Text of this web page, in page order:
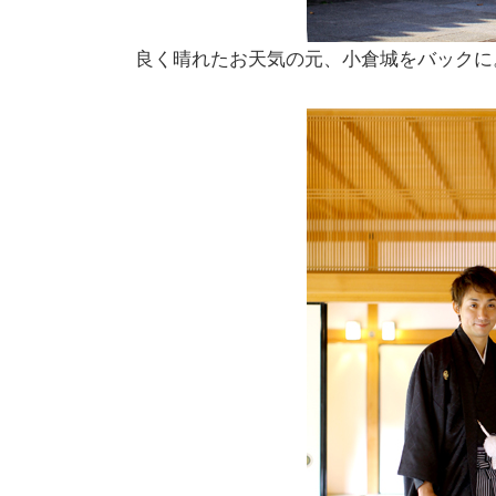
良く晴れたお天気の元、小倉城をバック